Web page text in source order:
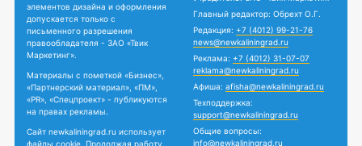
элементов дизайна и оформления
допускается только с
письменного разрешения
правообладателя - ЗАО «Твик
Маркетинг».
Материалы с пометкой «Бизнес»,
«Партнерский материал», «ПМ»,
«PR», «Спецпроект» - публикуются
на правах рекламы.
Сайт newkaliningrad.ru использует
файлы cookie. Продолжая работу
Главный редактор: Обрехт О.Г.
Редакция: +7 (4012) 99-21-76
news@newkaliningrad.ru
Реклама: +7 (4012) 31-07-07
reklama@newkaliningrad.ru
Афиша: afisha@newkaliningrad.ru
Техподдержка:
support@newkaliningrad.ru
Общие вопросы:
info@newkaliningrad.ru